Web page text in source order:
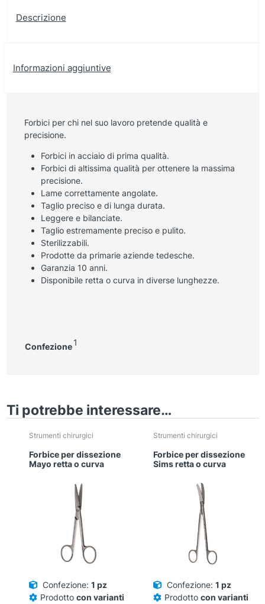
Descrizione
Informazioni aggiuntive
Forbici per chi nel suo lavoro pretende qualità e
precisione.
Forbici in acciaio di prima qualità.
Forbici di altissima qualità per ottenere la massima
precisione.
Lame correttamente angolate.
Taglio preciso e di lunga durata.
Leggere e bilanciate.
Taglio estremamente preciso e pulito.
Sterilizzabili.
Prodotte da primarie aziende tedesche.
Garanzia 10 anni.
Disponibile retta o curva in diverse lunghezze.
Confezione 1
Ti potrebbe interessare…
Strumenti chirurgici
Forbice per dissezione
Mayo retta o curva
Confezione: 1 pz
Prodotto con varianti
Strumenti chirurgici
Forbice per dissezione
Sims retta o curva
Confezione: 1 pz
Prodotto con varianti